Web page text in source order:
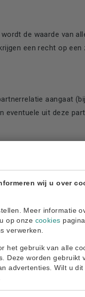
wij u over
Meer informatie
op onze cookies
verwerken.
het gebruik van alle
Deze worden gebruikt
advertenties. Wilt u
de waarde van
een recht op
aangaat
eventuele uit deze
huwelijk of een
van het tijdens het
Pensioenrechten